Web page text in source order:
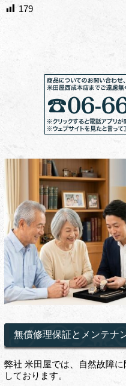
179
無償修理保証とメンテナ
弊社 米田屋では、自然故障
しております。